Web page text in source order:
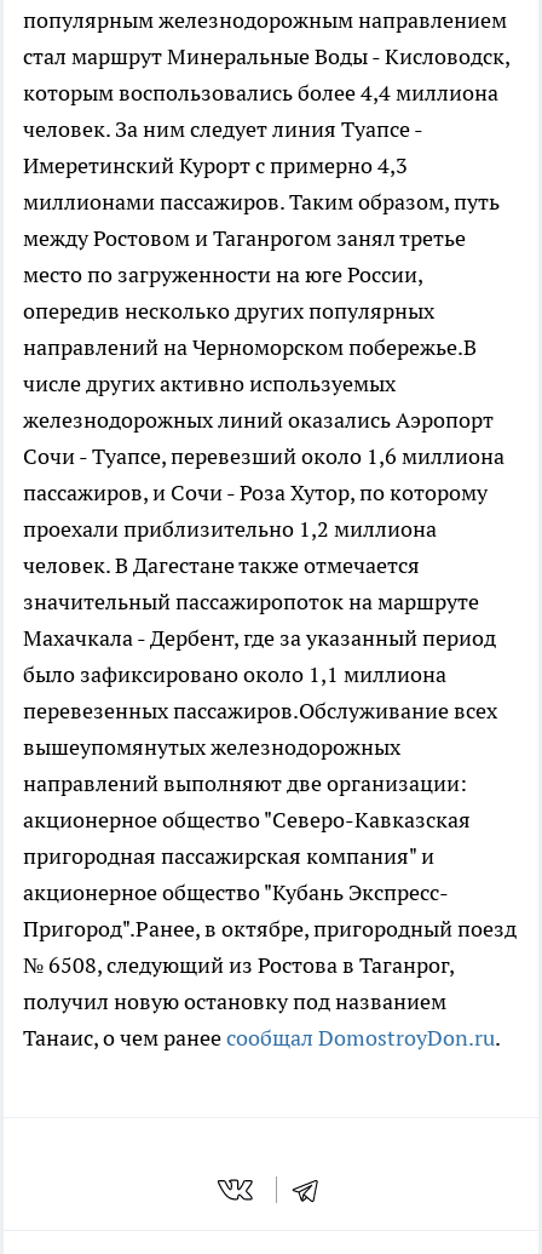
популярным железнодорожным направлением
стал маршрут Минеральные Воды - Кисловодск,
которым воспользовались более 4,4 миллиона
человек. За ним следует линия Туапсе -
Имеретинский Курорт с примерно 4,3
миллионами пассажиров. Таким образом, путь
между Ростовом и Таганрогом занял третье
место по загруженности на юге России,
опередив несколько других популярных
направлений на Черноморском побережье.В
числе других активно используемых
железнодорожных линий оказались Аэропорт
Сочи - Туапсе, перевезший около 1,6 миллиона
пассажиров, и Сочи - Роза Хутор, по которому
проехали приблизительно 1,2 миллиона
человек. В Дагестане также отмечается
значительный пассажиропоток на маршруте
Махачкала - Дербент, где за указанный период
было зафиксировано около 1,1 миллиона
перевезенных пассажиров.Обслуживание всех
вышеупомянутых железнодорожных
направлений выполняют две организации:
акционерное общество "Северо-Кавказская
пригородная пассажирская компания" и
акционерное общество "Кубань Экспресс-
Пригород".Ранее, в октябре, пригородный поезд
№ 6508, следующий из Ростова в Таганрог,
получил новую остановку под названием
Танаис, о чем ранеесообщал DomostroyDon.ru.